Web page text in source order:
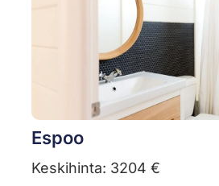
Espoo
Keskihinta: 3204 €